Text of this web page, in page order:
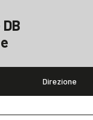
Direzione